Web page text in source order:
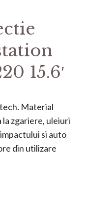
15.6′
Material
zgariere, uleiuri
si auto
din utilizare